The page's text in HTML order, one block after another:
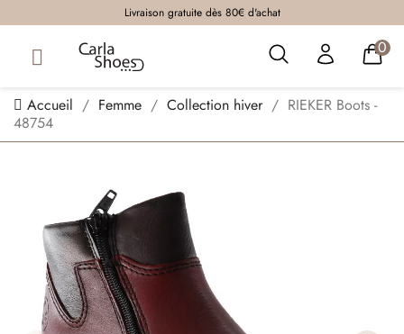
Livraison gratuite dès 80€ d'achat
0
Accueil Femme Collection hiver
RIEKER Boots -
48754